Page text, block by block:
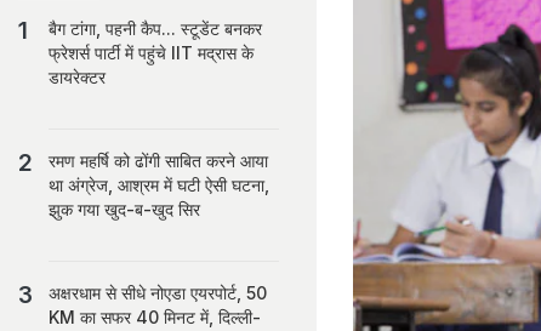
बैग टांगा, पहनी कैप... स्टूडेंट बनकर
फ्रेशर्स पार्टी में पहुंचे IIT मद्रास के
डायरेक्टर
रमण महर्षि को ढोंगी साबित करने आया
था अंग्रेज, आश्रम में घटी ऐसी घटना,
झुक गया खुद-ब-खुद सिर
अक्षरधाम से सीधे नोएडा एयरपोर्ट, 50
KM का सफर 40 मिनट में, दिल्ली-